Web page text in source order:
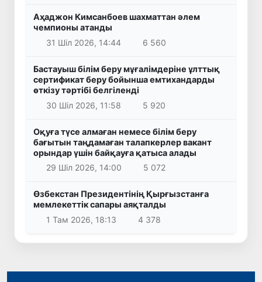
Аҳаджон Кимсанбоев шахматтан әлем
чемпионы атанды
31 Шіл 2026, 14:44
6 560
Бастауыш білім беру мұғалімдеріне ұлттық
сертификат беру бойынша емтихандарды
өткізу тәртібі белгіленді
30 Шіл 2026, 11:58
5 920
Оқуға түсе алмаған немесе білім беру
бағытын таңдамаған талапкерлер вакант
орындар үшін байқауға қатыса алады
29 Шіл 2026, 14:00
5 072
Өзбекстан Президентінің Қырғызстанға
мемлекеттік сапары аяқталды
1 Там 2026, 18:13
4 378